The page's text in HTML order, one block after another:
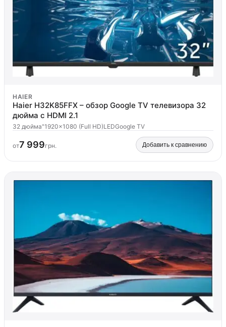
HAIER
Haier H32K85FFX – обзор Google TV телевизора 32
дюйма с HDMI 2.1
32 дюйма"1920x1080 (Full HD)LEDGoogle TV
от7 999грн. Добавить к сравнению